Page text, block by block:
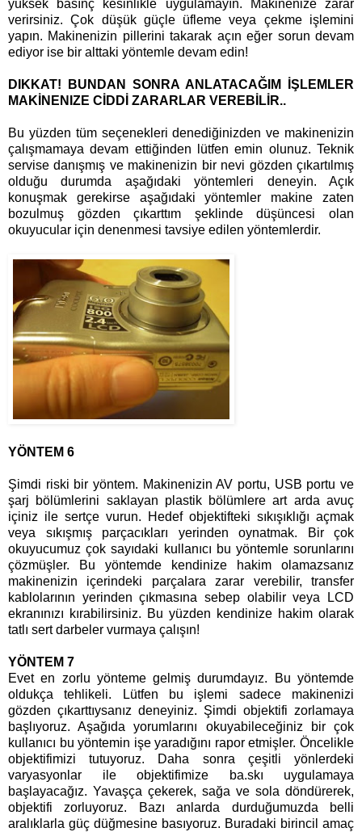
yüksek basınç kesinlikle uygulamayın. Makinenize zarar
verirsiniz. Çok düşük güçle üfleme veya çekme işlemini
yapın. Makinenizin pillerini takarak açın eğer sorun devam
ediyor ise bir alttaki yöntemle devam edin!
DIKKAT! BUNDAN SONRA ANLATACAĞIM İŞLEMLER
MAKİNENIZE CİDDİ ZARARLAR VEREBİLİR..
Bu yüzden tüm seçenekleri denediğinizden ve makinenizin
çalışmamaya devam ettiğinden lütfen emin olunuz. Teknik
servise danışmış ve makinenizin bir nevi gözden çıkartılmış
olduğu durumda aşağıdaki yöntemleri deneyin. Açık
konuşmak gerekirse aşağıdaki yöntemler makine zaten
bozulmuş gözden çıkarttım şeklinde düşüncesi olan
okuyucular için denenmesi tavsiye edilen yöntemlerdir.
YÖNTEM 6
Şimdi riski bir yöntem. Makinenizin AV portu, USB portu ve
şarj bölümlerini saklayan plastik bölümlere art arda avuç
içiniz ile sertçe vurun. Hedef objektifteki sıkışıklığı açmak
veya sıkışmış parçacıkları yerinden oynatmak. Bir çok
okuyucumuz çok sayıdaki kullanıcı bu yöntemle sorunlarını
çözmüşler. Bu yöntemde kendinize hakim olamazsanız
makinenizin içerindeki parçalara zarar verebilir, transfer
kablolarının yerinden çıkmasına sebep olabilir veya LCD
ekranınızı kırabilirsiniz. Bu yüzden kendinize hakim olarak
tatlı sert darbeler vurmaya çalışın!
YÖNTEM 7
Evet en zorlu yönteme gelmiş durumdayız. Bu yöntemde
oldukça tehlikeli. Lütfen bu işlemi sadece makinenizi
gözden çıkarttıysanız deneyiniz. Şimdi objektifi zorlamaya
başlıyoruz. Aşağıda yorumlarını okuyabileceğiniz bir çok
kullanıcı bu yöntemin işe yaradığını rapor etmişler. Öncelikle
objektifimizi tutuyoruz. Daha sonra çeşitli yönlerdeki
varyasyonlar ile objektifimize ba.skı uygulamaya
başlayacağız. Yavaşça çekerek, sağa ve sola döndürerek,
objektifi zorluyoruz. Bazı anlarda durduğumuzda belli
aralıklarla güç düğmesine basıyoruz. Buradaki birincil amaç